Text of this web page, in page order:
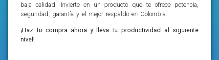
baja calidad. Invierte en un producto que te ofrece potencia,
seguridad, garantía y el mejor respaldo en Colombia.
¡Haz tu compra ahora y lleva tu productividad al siguiente
nivel!